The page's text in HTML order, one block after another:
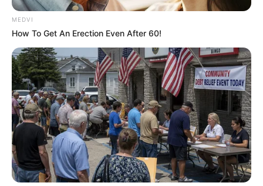
Remember The Justin Timberlake Moment That
Defined The 2000s?
BRAINBERRIES
MEDVI
How To Get An Erection Even After 60!